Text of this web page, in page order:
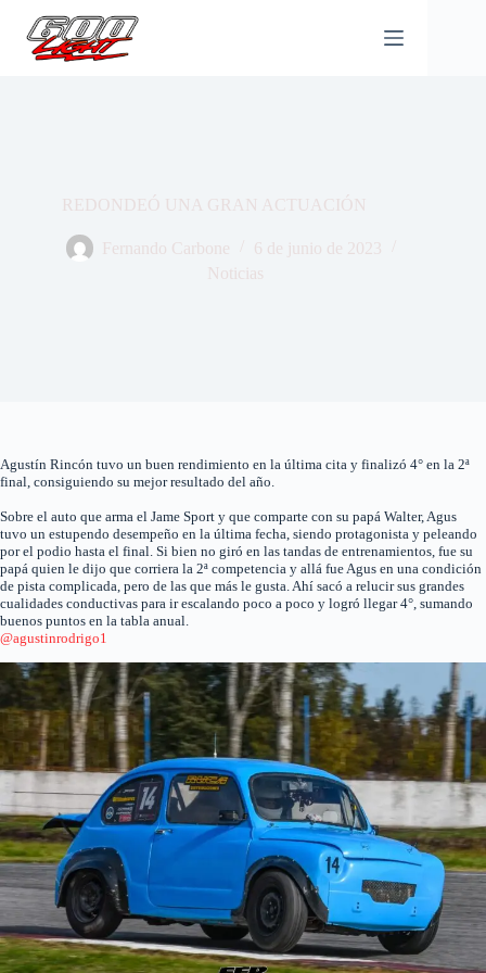
contenido
REDONDEÓ UNA GRAN ACTUACIÓN
Fernando Carbone
6 de junio de 2023
Noticias
Agustín Rincón tuvo un buen rendimiento en la última cita y finalizó 4° en la 2ª
final, consiguiendo su mejor resultado del año.
Sobre el auto que arma el Jame Sport y que comparte con su papá Walter, Agus
tuvo un estupendo desempeño en la última fecha, siendo protagonista y peleando
por el podio hasta el final. Si bien no giró en las tandas de entrenamientos, fue su
papá quien le dijo que corriera la 2ª competencia y allá fue Agus en una condición
de pista complicada, pero de las que más le gusta. Ahí sacó a relucir sus grandes
cualidades conductivas para ir escalando poco a poco y logró llegar 4°, sumando
buenos puntos en la tabla anual.
@agustinrodrigo1